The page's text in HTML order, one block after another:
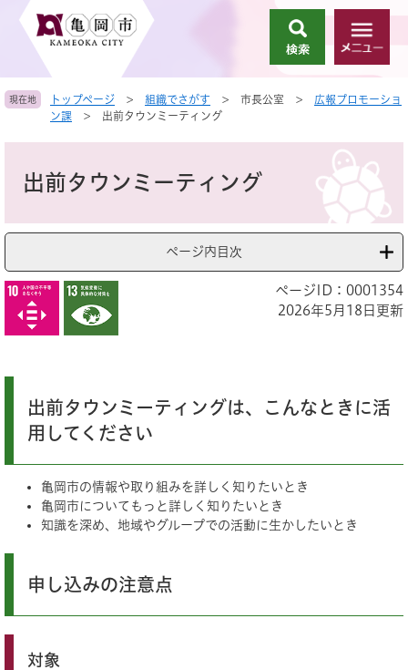
頭
す
飛
し
索
メ
ニ
ー
現在地 トップページ > 組織でさがす > 市長公室 >
広報プロモーショ
ン課
> 出前タウンミーティング
出前タウンミーティング
ページ内目次
ページID：0001354
2026年5月18日更新
出前タウンミーティングは、こんなときに活
用してください
亀岡市の情報や取り組みを詳しく知りたいとき
亀岡市についてもっと詳しく知りたいとき
知識を深め、地域やグループでの活動に生かしたいとき
申し込みの注意点
対象